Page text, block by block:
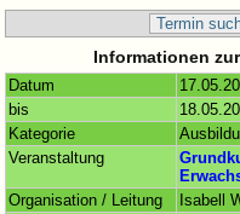
Termin
Informationen
Datum
bis
Kategorie
Veranstaltung
Organisation / Leitung
Isabell